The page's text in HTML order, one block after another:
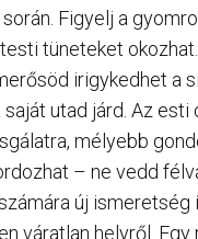
Figyelj a
tüneteket
irigykedhet a
utad járd. Az esti
mélyebb
– ne vedd
új ismeretség
váratlan helyről. Egy